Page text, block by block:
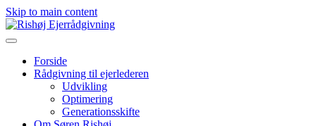
Skip to main content
Forside
Rådgivning til ejerlederen
Udvikling
Optimering
Generationsskifte